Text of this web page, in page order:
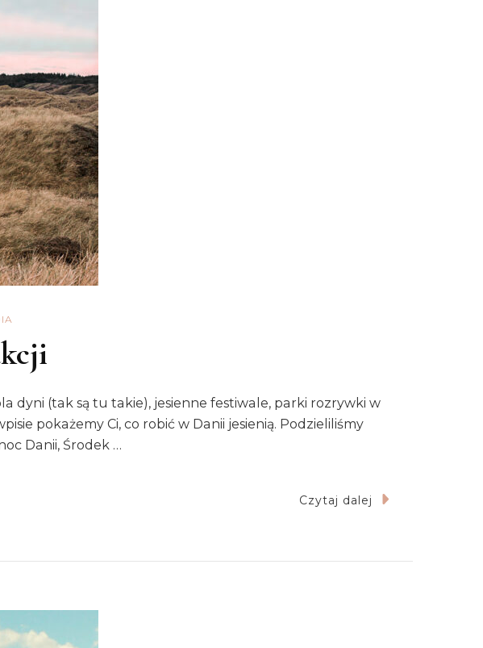
dyni (tak są tu takie), jesienne festiwale, parki rozrywki w
pokażemy Ci, co robić w Danii jesienią. Podzieliliśmy
Danii, Środek …
Czytaj dalej